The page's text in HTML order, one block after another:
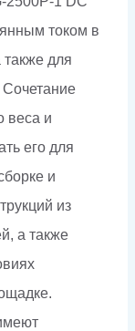
током в
для
веса и
его для
и
из
а также